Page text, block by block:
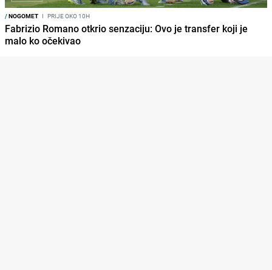
/NOGOMET I PRIJE OKO 10H
Fabrizio Romano otkrio senzaciju: Ovo je transfer koji je
malo ko očekivao